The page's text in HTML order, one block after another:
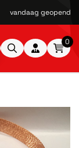
vandaag geopend
0